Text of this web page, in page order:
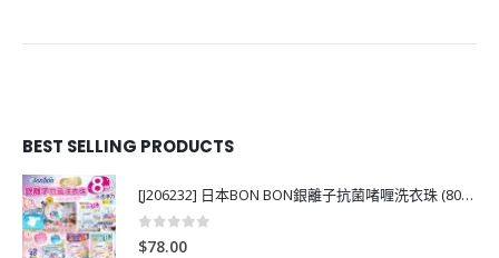
BEST SELLING PRODUCTS
[J206232] 日本BON BON銀離子抗菌啫喱洗衣珠 (80粒)
0
$78.00